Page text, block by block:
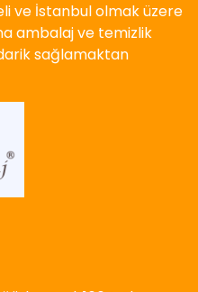
ve İstanbul olmak üzere
ambalaj ve temizlik
sağlamaktan